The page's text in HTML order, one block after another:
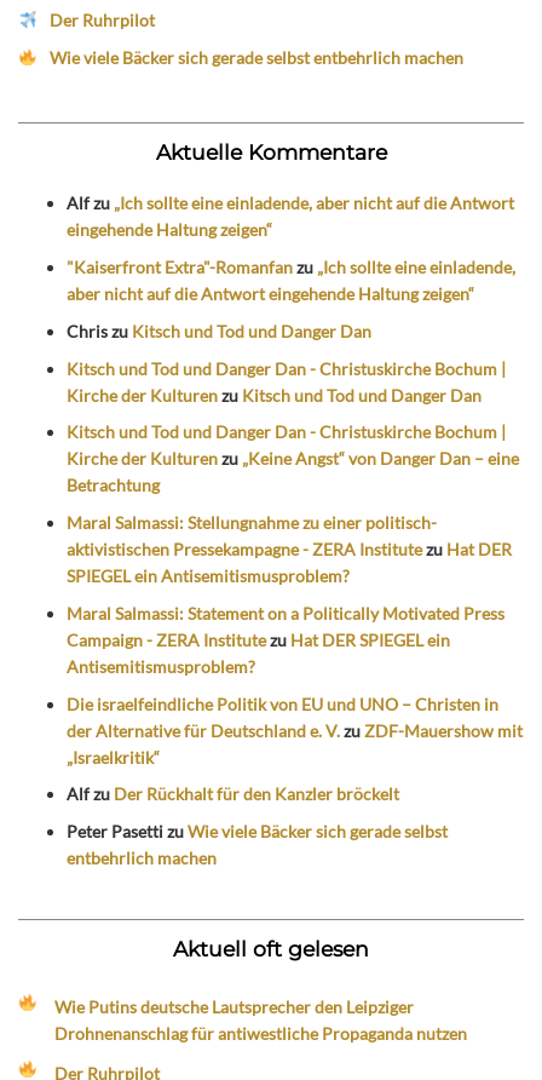
Der Ruhrpilot
Wie viele Bäcker sich gerade selbst entbehrlich machen
Aktuelle Kommentare
Alfzu „Ich sollte eine einladende, aber nicht auf die Antwort
eingehende Haltung zeigen“
"Kaiserfront Extra"-Romanfanzu „Ich sollte eine einladende,
aber nicht auf die Antwort eingehende Haltung zeigen“
Chriszu Kitsch und Tod und Danger Dan
Kitsch und Tod und Danger Dan - Christuskirche Bochum |
Kirche der Kulturenzu Kitsch und Tod und Danger Dan
Kitsch und Tod und Danger Dan - Christuskirche Bochum |
Kirche der Kulturenzu „Keine Angst“ von Danger Dan – eine
Betrachtung
Maral Salmassi: Stellungnahme zu einer politisch-
aktivistischen Pressekampagne - ZERA Institutezu Hat DER
SPIEGEL ein Antisemitismusproblem?
Maral Salmassi: Statement on a Politically Motivated Press
Campaign - ZERA Institutezu Hat DER SPIEGEL ein
Antisemitismusproblem?
Die israelfeindliche Politik von EU und UNO – Christen in
der Alternative für Deutschland e. V.zuZDF-Mauershow mit
„Israelkritik“
Alfzu Der Rückhalt für den Kanzler bröckelt
Peter PasettizuWie viele Bäcker sich gerade selbst
entbehrlich machen
Aktuell oft gelesen
Wie Putins deutsche Lautsprecher den Leipziger
Drohnenanschlag für antiwestliche Propaganda nutzen
Der Ruhrpilot